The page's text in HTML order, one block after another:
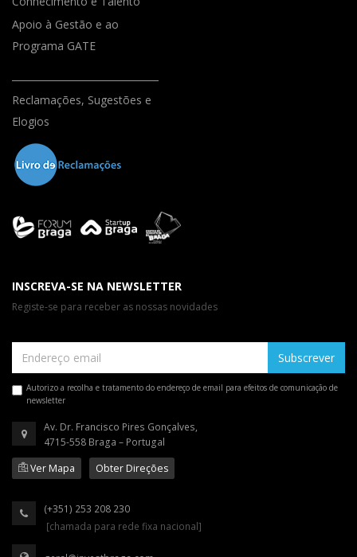
Apoio à Gestão e ao
Programa GATE
Reclamações, Sugestões e
Elogios
INSCREVA-SE NA NEWSLETTER
Registe-se para receber as nossas novidades
Subscrever
Autorizo a recolha e tratamento do endereço de email para efeitos de comunicação de
newsletter
Av. Dr. Francisco Pires Gonçalves,
4715-558 Braga – Portugal
Ver Mapa
Obter Direções
(+351) 253 208 230
[chamada para rede fixa nacional]